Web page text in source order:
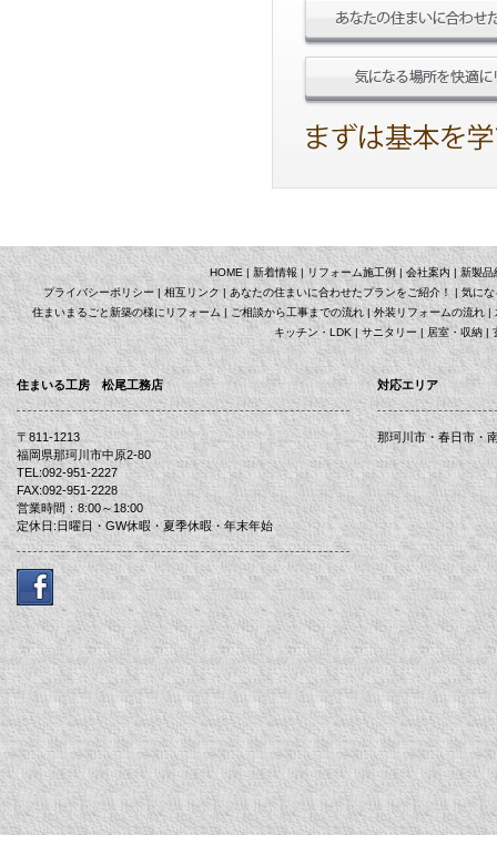
HOME | 新着情報 | リフォーム施工例 | 会社案内 | 新製品
プライバシーポリシー| 相互リンク| あなたの住まいに合わせたプランをご紹介！ | 気にな
住まいまるごと新築の様にリフォーム | ご相談から工事までの流れ|外装リフォームの流れ|
キッチン・LDK |サニタリー |居室・収納 |
住まいる工房 松尾工務店
〒811-1213
福岡県那珂川市中原2-80
TEL:092-951-2227
FAX:092-951-2228
営業時間：8:00～18:00
定休日:日曜日・GW休暇・夏季休暇・年末年始
対応エリア
那珂川市・春日市・